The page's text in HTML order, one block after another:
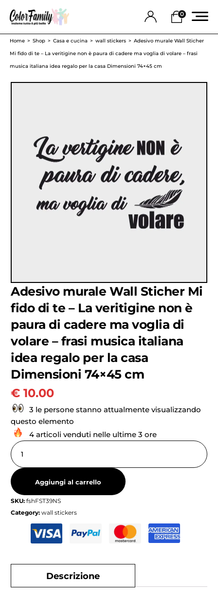
0
Home Shop Casa e cucina wall stickers
Adesivo murale Wall Sticher
Mi fido di te – La veritigine non è paura di cadere ma voglia di volare – frasi
musica italiana idea regalo per la casa Dimensioni 74×45 cm
Adesivo murale Wall Sticher Mi
fido di te – La veritigine non è
paura di cadere ma voglia di
volare – frasi musica italiana
idea regalo per la casa
Dimensioni 74×45 cm
€ 10.00
3 le persone stanno attualmente visualizzando
questo elemento
4 articoli venduti nelle ultime 3 ore
Aggiungi al carrello
SKU:fshFST39NS
Category:wall stickers
Descrizione